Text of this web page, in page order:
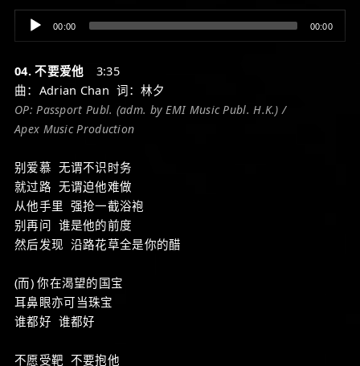
Audio
Player
00:00 00:00
04. 不要爱他 3:35
曲：Adrian Chan 词：林夕
OP: Passport Publ. (adm. by EMI Music Publ. H.K.) /
Apex Music Production
别爱慕 无谓不识时务
就过路 无谓迫他难做
从他手里 强抢一截浴袍
别再问 谁是他的前度
然后发现 沿路花草全是你的醋
(而) 你在渴望的国宝
耳鼻眼亦可当珠宝
谁都好 谁都好
不愿受靶 不要抱他